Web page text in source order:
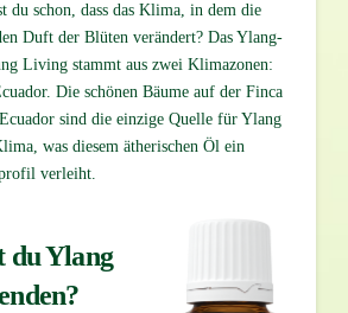
du schon, dass das Klima, in dem die
Duft der Blüten verändert? Das Ylang-
Living stammt aus zwei Klimazonen:
Die schönen Bäume auf der Finca
sind die einzige Quelle für Ylang
was diesem ätherischen Öl ein
verleiht.
du Ylang